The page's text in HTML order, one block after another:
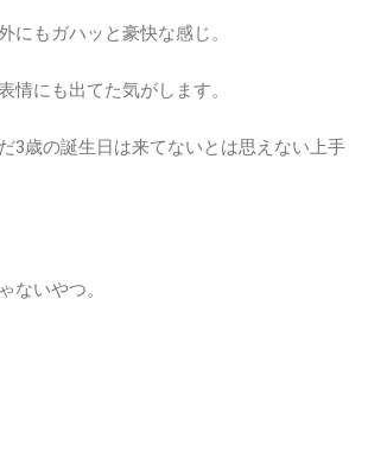
にもガハッと豪快な感じ。
情にも出てた気がします。
3歳の誕生日は来てないとは思えない上手
ないやつ。